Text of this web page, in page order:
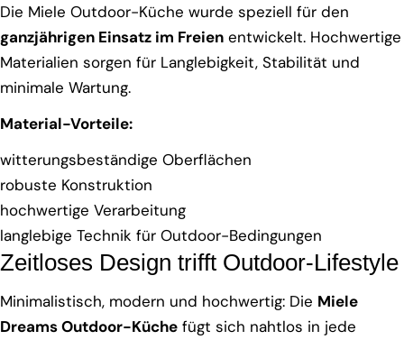
Die Miele Outdoor-Küche wurde speziell für den
ganzjährigen Einsatz im Freien entwickelt. Hochwertige
Materialien sorgen für Langlebigkeit, Stabilität und
minimale Wartung.
Material-Vorteile:
witterungsbeständige Oberflächen
robuste Konstruktion
hochwertige Verarbeitung
langlebige Technik für Outdoor-Bedingungen
Zeitloses Design trifft Outdoor-Lifestyle
Minimalistisch, modern und hochwertig: Die Miele
Dreams Outdoor-Küche fügt sich nahtlos in jede